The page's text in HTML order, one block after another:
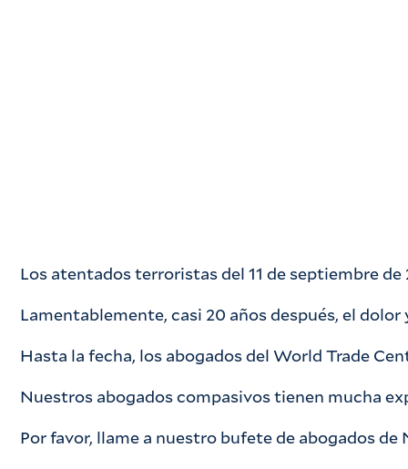
Los atentados terroristas del 11 de septiembre
Lamentablemente, casi 20 años después, el
Hasta la fecha, los abogados del World Trade
Nuestros abogados compasivos tienen mucha
Por favor, llame a nuestro bufete de abogados de